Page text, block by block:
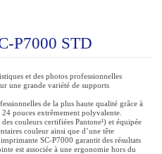
P7000 STD
et des photos professionnelles
une grande variété de supports
de la plus haute qualité grâce à
pouces extrêmement polyvalente.
couleurs certifiées Pantone¹) et équipée
couleur ainsi que d’une tête
SC-P7000 garantit des résultats
est associée à une ergonomie hors du